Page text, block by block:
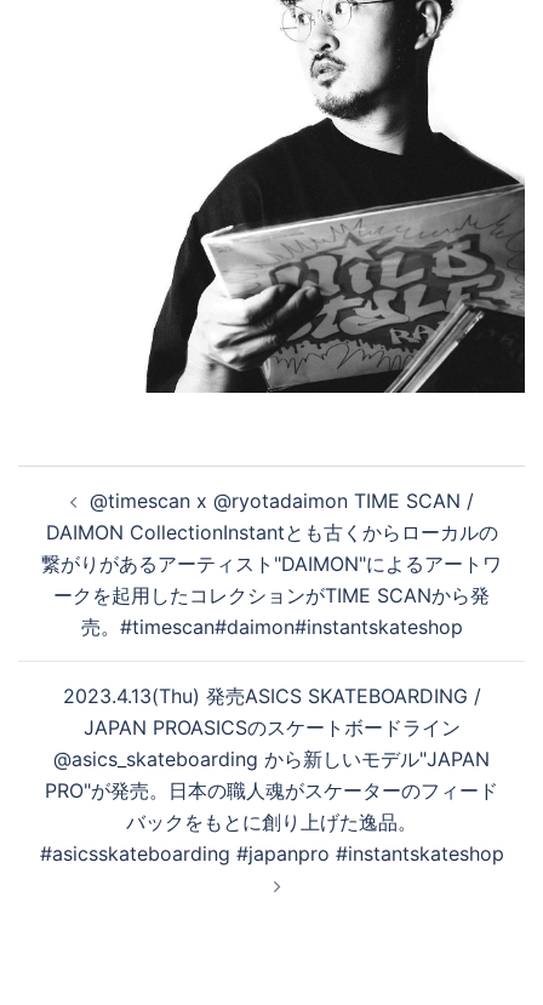
ナ
ビ
@timescan x @ryotadaimon TIME SCAN /
DAIMON CollectionInstantとも古くからローカルの
繋がりがあるアーティスト"DAIMON"によるアートワ
ークを起用したコレクションがTIME SCANから発
売。#timescan#daimon#instantskateshop
2023.4.13(Thu) 発売ASICS SKATEBOARDING /
JAPAN PROASICSのスケートボードライン
@asics_skateboarding から新しいモデル"JAPAN
PRO"が発売。日本の職人魂がスケーターのフィード
バックをもとに創り上げた逸品。
#asicsskateboarding #japanpro #instantskateshop